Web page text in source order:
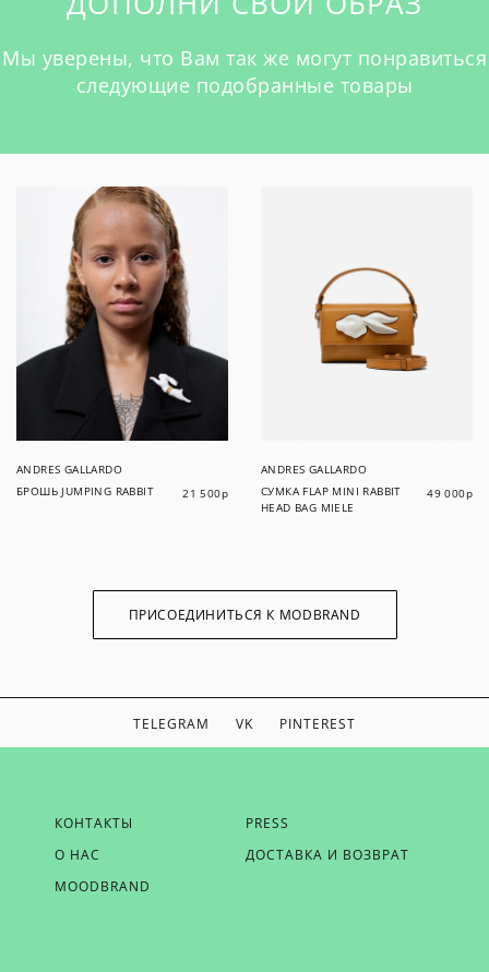
Мы уверены, что Вам так же могут понравиться
следующие подобранные товары
ANDRES GALLARDO
БРОШЬ JUMPING RABBIT
21 500р
ANDRES GALLARDO
СУМКА FLAP MINI RABBIT
HEAD BAG MIELE
49 000р
ПРИСОЕДИНИТЬСЯ К MODBRAND
TELEGRAM VK PINTEREST
КОНТАКТЫ
PRESS
О НАС
ДОСТАВКА И ВОЗВРАТ
MOODBRAND
ЕСЛИ ВЫ ХОТИТЕ БЫТЬ В КУРСЕ НАШИХ НОВОСТЕЙ,
ОТПРАВЬТЕ НАМ СВОЙ EMAIL